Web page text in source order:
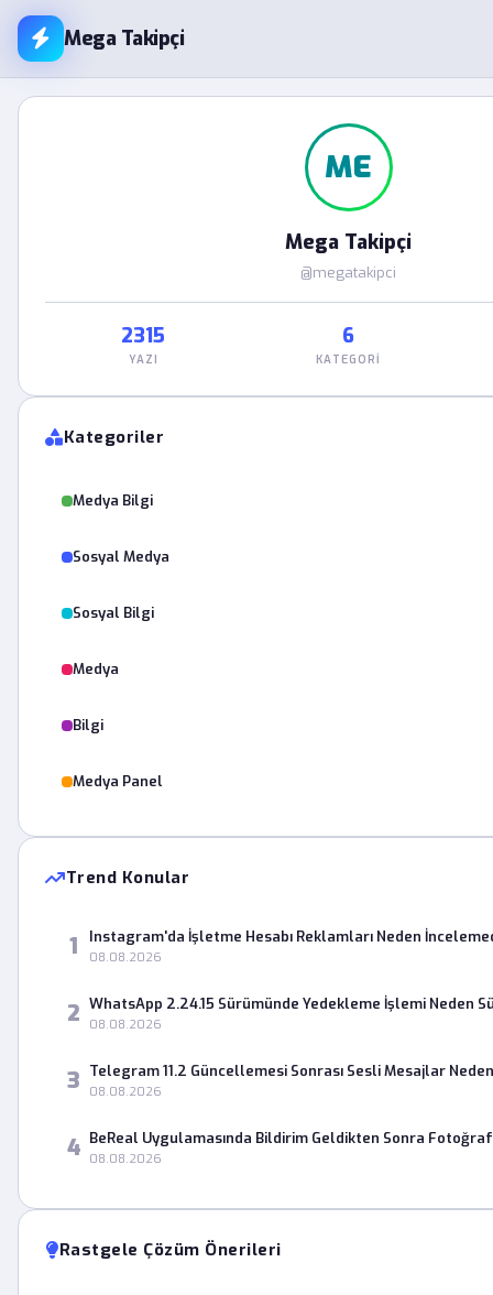
Mega Takipçi
ME
Mega Takipçi
@megatakipci
2315
YAZI
6
KATEGORI
Kategoriler
Medya Bilgi
Sosyal Medya
Sosyal Bilgi
Medya
Bilgi
Medya Panel
Trend Konular
1 Instagram'da İşletme Hesabı Reklamları Neden
08.08.2026
2 WhatsApp 2.24.15 Sürümünde Yedekleme İşlemi Neden
08.08.2026
3 Telegram 11.2 Güncellemesi Sonrası Sesli Mesajlar Neden
08.08.2026
4 BeReal Uygulamasında Bildirim Geldikten Sonra
08.08.2026
Rastgele Çözüm Önerileri